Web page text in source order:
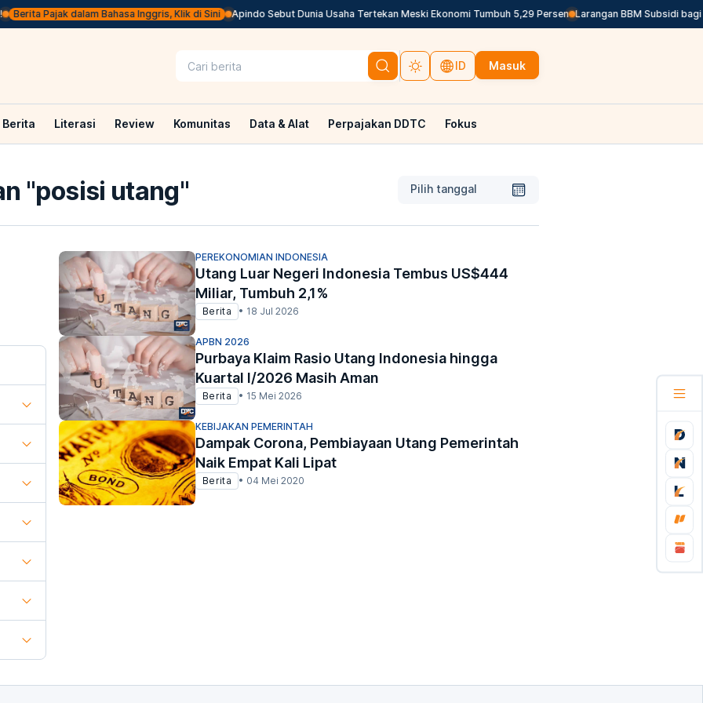
Berita Pajak dalam Bahasa Inggris, Klik di Sini Apindo Sebut Dunia Usaha Tertekan Meski Ekonomi Tumbuh 5,29 Persen Larangan BBM Subsidi bagi
ID Masuk
Berita Literasi Review Komunitas Data & Alat Perpajakan DDTC Fokus
"posisi utang" Pilih tanggal
PEREKONOMIAN INDONESIA
Utang Luar Negeri Indonesia Tembus US$444
Miliar, Tumbuh 2,1%
Berita • 18 Jul 2026
APBN 2026
Purbaya Klaim Rasio Utang Indonesia hingga
Kuartal I/2026 Masih Aman
Berita • 15 Mei 2026
KEBIJAKAN PEMERINTAH
Dampak Corona, Pembiayaan Utang Pemerintah
Naik Empat Kali Lipat
Berita • 04 Mei 2020